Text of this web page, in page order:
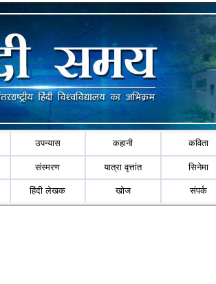
उपन्यास कहानी कविता
संस्मरण यात्रा वृत्तांत सिनेमा
हिंदी लेखक खोज संपर्क